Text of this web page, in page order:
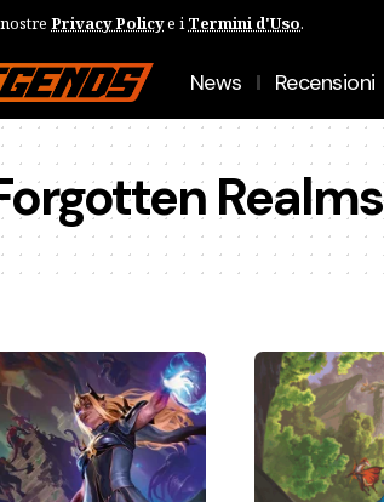
Privacy Policye i Termini d'Uso.
News Recensioni
Realms